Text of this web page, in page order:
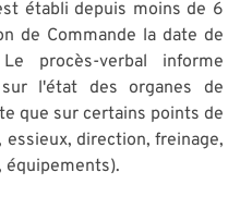
établi depuis moins de 6
de Commande la date de
procès-verbal informe
l'état des organes de
que sur certains points de
essieux, direction, freinage,
équipements).